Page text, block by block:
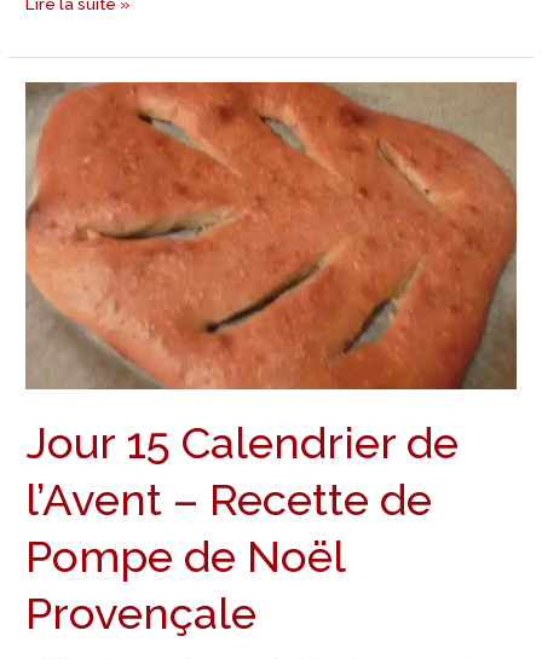
Jour 15 Calendrier de
l’Avent – Recette de
Pompe de Noël
Provençale
Jour
15
Calendrier
de
l’Avent
Recette
de
Pompe
Provençale